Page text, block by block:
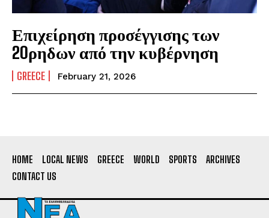
Επιχείρηση προσέγγισης των
20ρηδων από την κυβέρνηση
GREECE February 21, 2026
HOME LOCAL NEWS GREECE WORLD SPORTS
ARCHIVES
CONTACT US